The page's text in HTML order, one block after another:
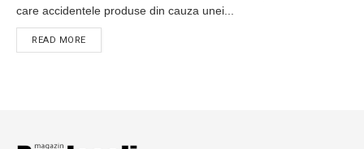
care accidentele produse din cauza unei...
READ MOREDETAILS